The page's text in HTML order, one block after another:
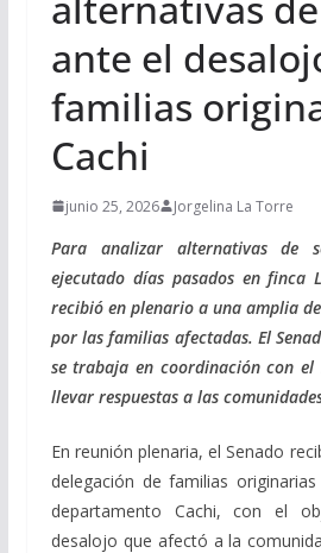
ante el
familias
Cachi
junio 25, 2026 Jorgelina La Torre
Para analizar alternativas de
ejecutado días pasados en finca
recibió en plenario a una amplia
por las familias afectadas. El
se trabaja en coordinación con el
llevar respuestas a las
En reunión plenaria, el Senado
delegación de familias
departamento Cachi, con el
desalojo que afectó a la